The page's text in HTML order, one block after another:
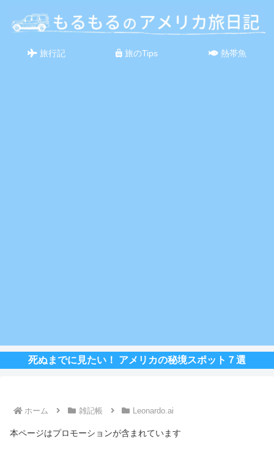
旅行記 旅のTips 熱帯魚
死ぬまでに見たい！ アメリカの秘境スポット７選
ホーム 雑記帳 Leonardo.ai
本ページはプロモーションが含まれています